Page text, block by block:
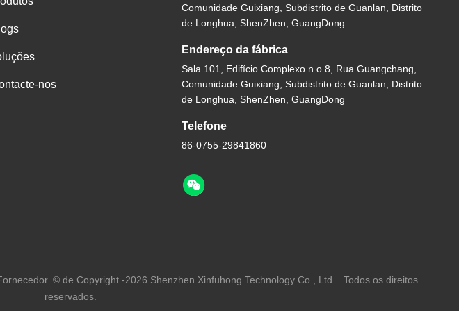
nos
Comunidade Guixiang, Subdistrito de Guanlan, Distrito
de Longhua, ShenZhen, GuangDong
Endereço da fábrica
Sala 101, Edifício Complexo n.o 8, Rua Guangchang,
Comunidade Guixiang, Subdistrito de Guanlan, Distrito
de Longhua, ShenZhen, GuangDong
Telefone
86-0755-29841860
© de Copyright -2026 Shenzhen Xinfuhong Technology Co., Ltd. . Todos os direitos
reservados.